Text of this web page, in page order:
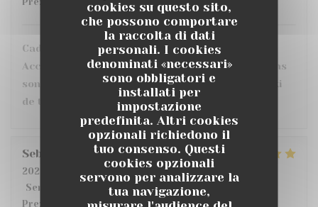
cookies su questo sito,
che possono comportare
la raccolta di dati
personali. I cookies
denominati «necessari»
sono obbligatori e
installati per
impostazione
predefinita. Altri cookies
opzionali richiedono il
tuo consenso. Questi
cookies opzionali
servono per analizzare la
tua navigazione,
Cadre en terrasse très sympa : dans la verdure
Accueil et service parfait Seul bémol : les portions
sont vraiment très petites ... (j'avais pris le tataki
de thon : minimaliste ...)
Sebastien
2026-07-17
Servizio
Atmosfera: 4/5 Cucina:
Prezzo